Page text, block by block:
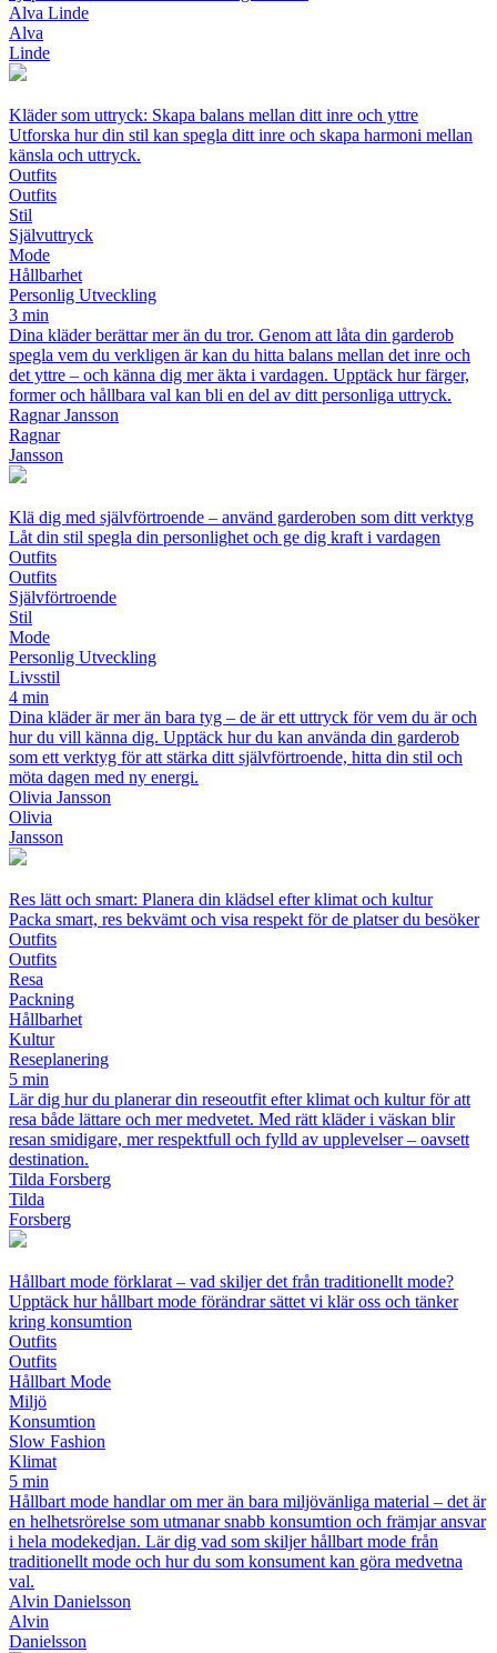
Alva Linde
Alva
Linde
Kläder som uttryck: Skapa balans mellan ditt inre och yttre
Utforska hur din stil kan spegla ditt inre och skapa harmoni mellan
känsla och uttryck.
Outfits
Outfits
Stil
Självuttryck
Mode
Hållbarhet
Personlig Utveckling
3 min
Dina kläder berättar mer än du tror. Genom att låta din garderob
spegla vem du verkligen är kan du hitta balans mellan det inre och
det yttre – och känna dig mer äkta i vardagen. Upptäck hur färger,
former och hållbara val kan bli en del av ditt personliga uttryck.
Ragnar Jansson
Ragnar
Jansson
Klä dig med självförtroende – använd garderoben som ditt verktyg
Låt din stil spegla din personlighet och ge dig kraft i vardagen
Outfits
Outfits
Självförtroende
Stil
Mode
Personlig Utveckling
Livsstil
4 min
Dina kläder är mer än bara tyg – de är ett uttryck för vem du är och
hur du vill känna dig. Upptäck hur du kan använda din garderob
som ett verktyg för att stärka ditt självförtroende, hitta din stil och
möta dagen med ny energi.
Olivia Jansson
Olivia
Jansson
Res lätt och smart: Planera din klädsel efter klimat och kultur
Packa smart, res bekvämt och visa respekt för de platser du besöker
Outfits
Outfits
Resa
Packning
Hållbarhet
Kultur
Reseplanering
5 min
Lär dig hur du planerar din reseoutfit efter klimat och kultur för att
resa både lättare och mer medvetet. Med rätt kläder i väskan blir
resan smidigare, mer respektfull och fylld av upplevelser – oavsett
destination.
Tilda Forsberg
Tilda
Forsberg
Hållbart mode förklarat – vad skiljer det från traditionellt mode?
Upptäck hur hållbart mode förändrar sättet vi klär oss och tänker
kring konsumtion
Outfits
Outfits
Hållbart Mode
Miljö
Konsumtion
Slow Fashion
Klimat
5 min
Hållbart mode handlar om mer än bara miljövänliga material – det är
en helhetsrörelse som utmanar snabb konsumtion och främjar ansvar
i hela modekedjan. Lär dig vad som skiljer hållbart mode från
traditionellt mode och hur du som konsument kan göra medvetna
val.
Alvin Danielsson
Alvin
Danielsson